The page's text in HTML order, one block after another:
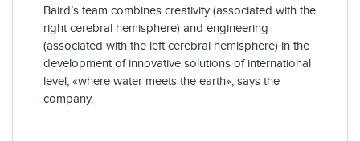
Baird’s team combines creativity (associated with the
right cerebral hemisphere) and engineering
(associated with the left cerebral hemisphere) in the
development of innovative solutions of international
level, «where water meets the earth», says the
company.